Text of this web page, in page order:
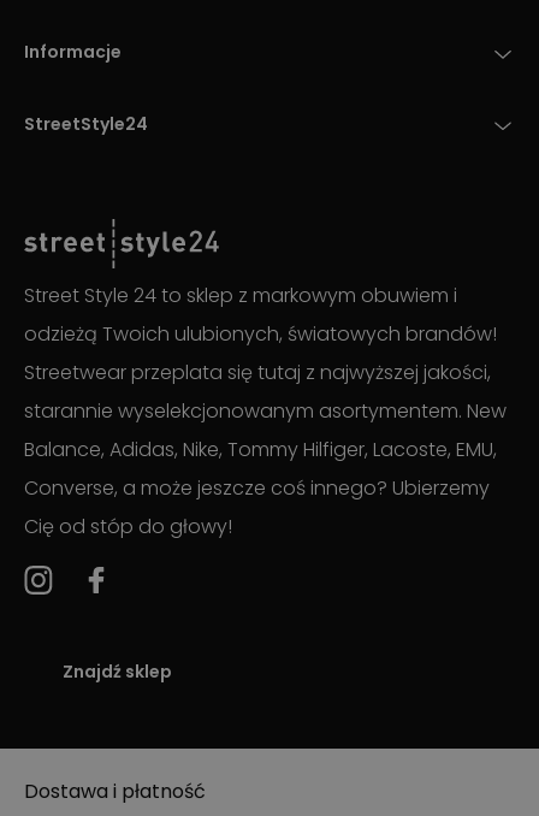
Informacje
StreetStyle24
Street Style 24 to sklep z markowym obuwiem i
odzieżą Twoich ulubionych, światowych brandów!
Streetwear przeplata się tutaj z najwyższej jakości,
starannie wyselekcjonowanym asortymentem. New
Balance, Adidas, Nike, Tommy Hilfiger, Lacoste, EMU,
Converse, a może jeszcze coś innego? Ubierzemy
Cię od stóp do głowy!
Znajdź sklep
Dostawa i płatność